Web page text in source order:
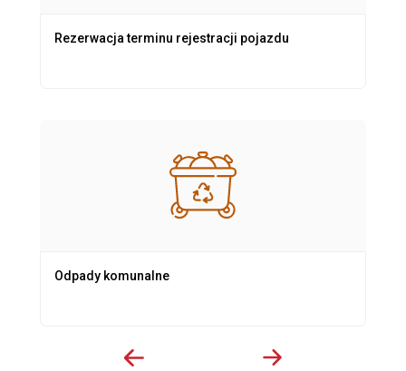
Rezerwacja terminu rejestracji pojazdu
Odpady komunalne